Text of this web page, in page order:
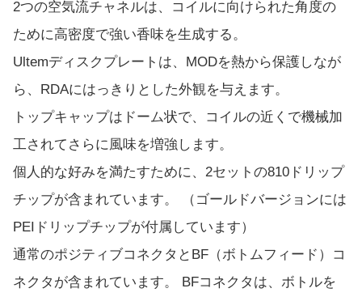
2つの空気流チャネルは、コイルに向けられた角度の
ために高密度で強い香味を生成する。
Ultemディスクプレートは、MODを熱から保護しなが
ら、RDAにはっきりとした外観を与えます。
トップキャップはドーム状で、コイルの近くで機械加
工されてさらに風味を増強します。
個人的な好みを満たすために、2セットの810ドリップ
チップが含まれています。 （ゴールドバージョンには
PEIドリップチップが付属しています）
通常のポジティブコネクタとBF（ボトムフィード）コ
ネクタが含まれています。 BFコネクタは、ボトルを